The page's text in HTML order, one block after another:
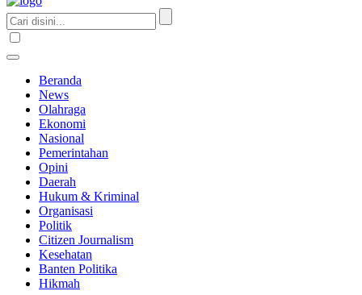
Beranda
News
Olahraga
Ekonomi
Nasional
Pemerintahan
Opini
Daerah
Hukum & Kriminal
Organisasi
Politik
Citizen Journalism
Kesehatan
Banten Politika
Hikmah